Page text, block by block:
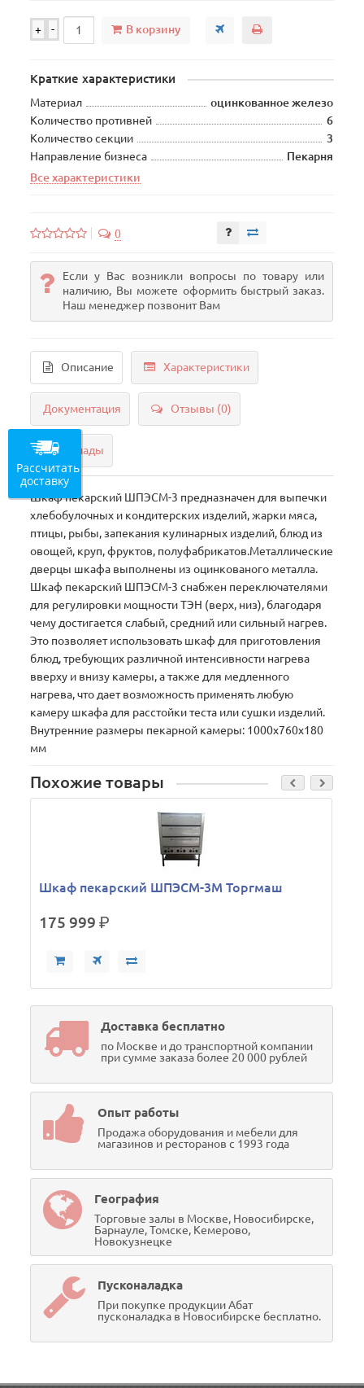
+ - В корзину
Краткие характеристики
Материал
оцинкованное железо
Количество противней
6
Количество секции
3
Направление бизнеса
Пекарня
Все характеристики
0
Если у Вас возникли вопросы по товару или
наличию, Вы можете оформить быстрый заказ.
Наш менеджер позвонит Вам
Описание Характеристики
Документация Отзывы (0)
Склады
Шкаф пекарский ШПЭСМ-3 предназначен для выпечки
хлебобулочных и кондитерских изделий, жарки мяса,
птицы, рыбы, запекания кулинарных изделий, блюд из
овощей, круп, фруктов, полуфабрикатов.Металлические
дверцы шкафа выполнены из оцинкованого металла.
Шкаф пекарский ШПЭСМ-3 снабжен переключателями
для регулировки мощности ТЭН (верх, низ), благодаря
чему достигается слабый, средний или сильный нагрев.
Это позволяет использовать шкаф для приготовления
блюд, требующих различной интенсивности нагрева
вверху и внизу камеры, а также для медленного
нагрева, что дает возможность применять любую
камеру шкафа для расстойки теста или сушки изделий.
Внутренние размеры пекарной камеры: 1000х760х180
мм
Похожие товары
Шкаф пекарский ШПЭСМ-3М Торгмаш
175 999р.
Доставка бесплатно
по Москве и до транспортной компании
при сумме заказа более 20 000 рублей
Опыт работы
Продажа оборудования и мебели для
магазинов и ресторанов с 1993 года
География
Торговые залы в Москве, Новосибирске,
Барнауле, Томске, Кемерово,
Новокузнецке
Пусконаладка
При покупке продукции Абат
пусконаладка в Новосибирске бесплатно.
Рассчитать
доставку